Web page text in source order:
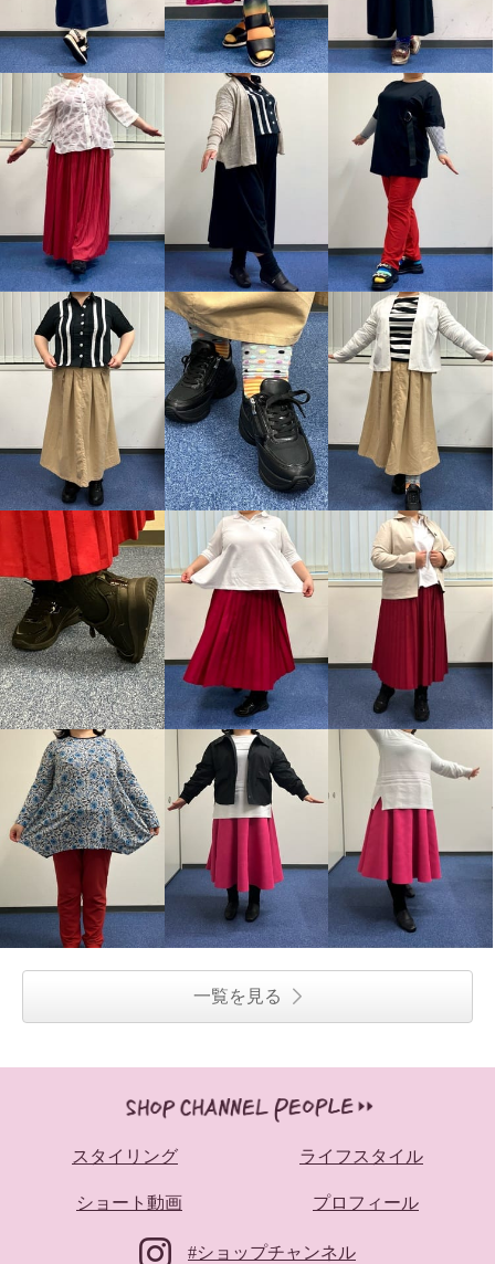
一覧を見る
スタイリング ライフスタイル
ショート動画 プロフィール
#ショップチャンネル